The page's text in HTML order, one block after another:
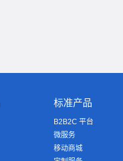
标准产品
B2B2C 平台
微服务
移动商城